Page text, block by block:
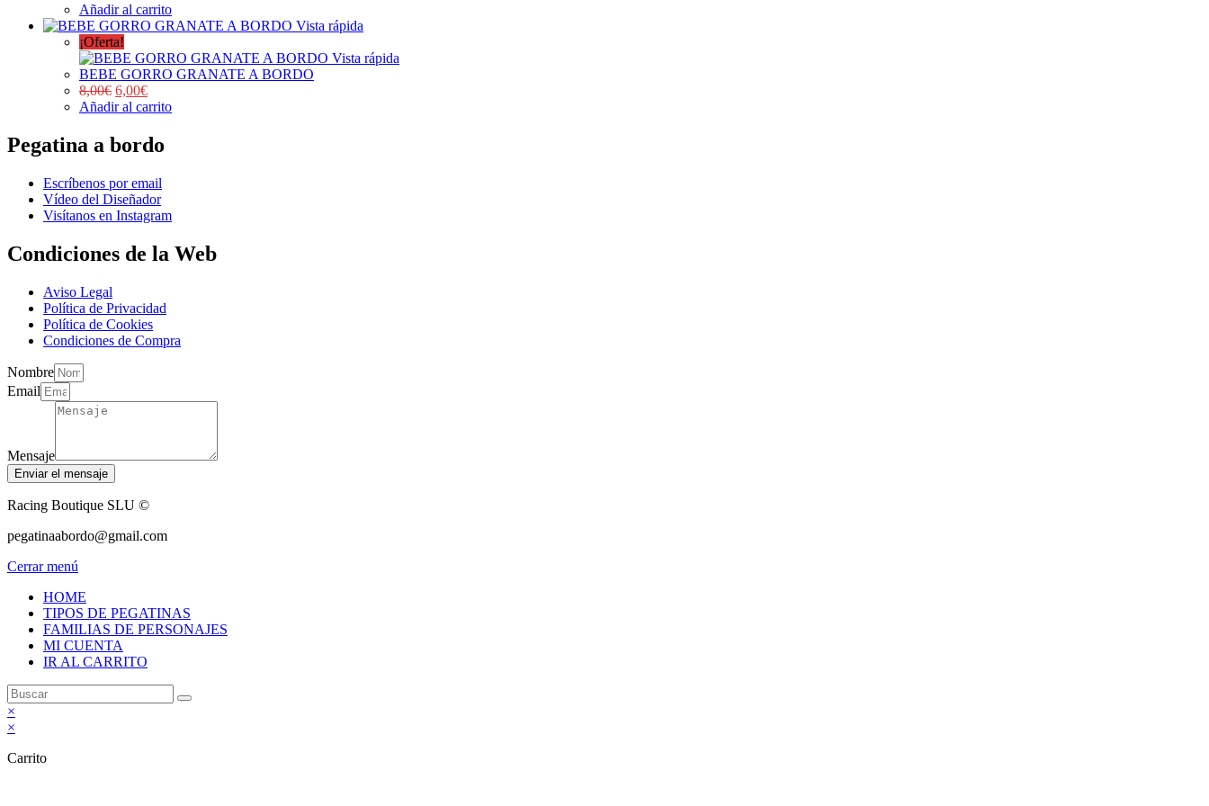
Añadir al carrito
Vista rápida
¡Oferta!
Vista rápida
BEBE GORRO GRANATE A BORDO
8,00€ 6,00€
Añadir al carrito
Pegatina a bordo
Escríbenos por email
Vídeo del Diseñador
Visítanos en Instagram
Condiciones de la Web
Aviso Legal
Política de Privacidad
Política de Cookies
Condiciones de Compra
Nombre
Email
Mensaje
Enviar el mensaje
Racing Boutique SLU ©
pegatinaabordo@gmail.com
Cerrar menú
HOME
TIPOS DE PEGATINAS
FAMILIAS DE PERSONAJES
MI CUENTA
IR AL CARRITO
×
×
Carrito